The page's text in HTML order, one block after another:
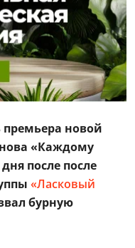
премьера новой
«Каждому
после после
«Ласковый
бурную